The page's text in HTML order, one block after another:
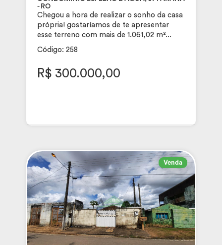
- RO
Chegou a hora de realizar o sonho da casa
própria! gostaríamos de te apresentar
esse terreno com mais de 1.061,02 m²...
Código: 258
R$ 300.000,00
Venda